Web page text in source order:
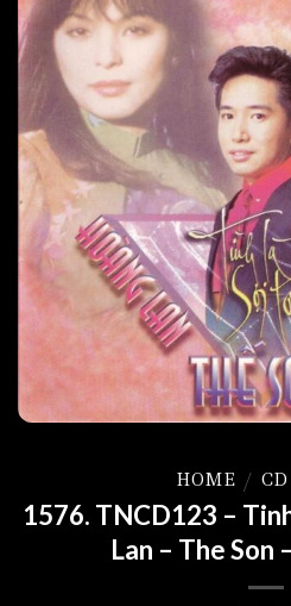
HOME /
1576. TNCD123 –
Lan – The Son